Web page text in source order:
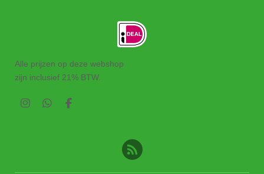
Alle prijzen op deze webshop
zijn inclusief 21% BTW.
I
W
F